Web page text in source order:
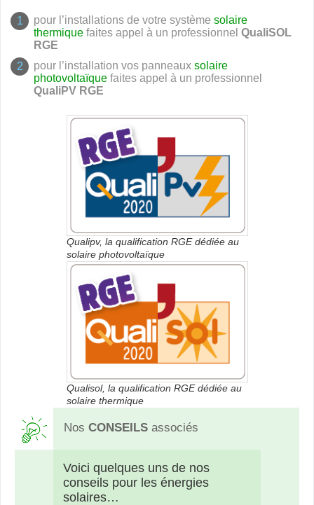
pour l’installations de votre systèmesolaire
thermique faites appel à un professionnelQualiSOL
RGE
pour l’installation vos panneauxsolaire
photovoltaïque faites appel à un professionnel
QualiPV RGE
Qualipv, la qualification RGE dédiée au
solaire photovoltaïque
Qualisol, la qualification RGE dédiée au
solaire thermique
Nos CONSEILS associés
Voici quelques uns de nos
conseils pour les énergies
solaires…